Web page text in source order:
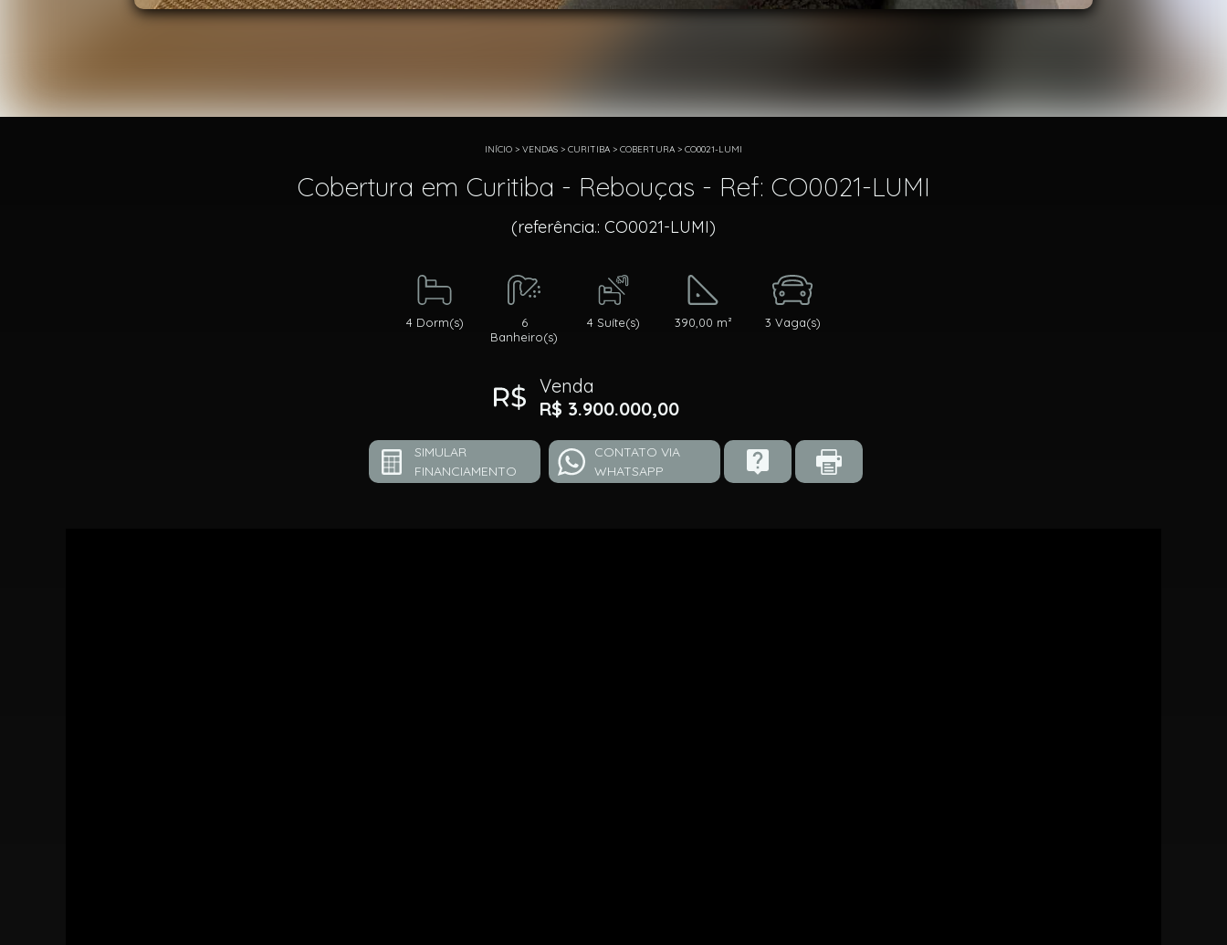
INÍCIO > VENDAS > CURITIBA > COBERTURA > CO0021-LUMI
Cobertura em Curitiba - Rebouças - Ref: CO0021-LUMI
(referência.: CO0021-LUMI)
4 Dorm(s)
6
Banheiro(s)
4 Suíte(s) 390,00 m² 3 Vaga(s)
Venda
R$ 3.900.000,00
SIMULAR
FINANCIAMENTO
CONTATO VIA
WHATSAPP